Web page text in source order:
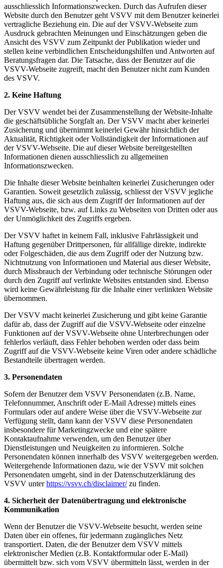
ausschliesslich Informationszwecken. Durch das Aufrufen dieser
Website durch den Benutzer geht VSVV mit dem Benutzer keinerlei
vertragliche Beziehung ein. Die auf der VSVV-Webseite zum
Ausdruck gebrachten Meinungen und Einschätzungen geben die
Ansicht des VSVV zum Zeitpunkt der Publikation wieder und
stellen keine verbindlichen Entscheidungshilfen und Antworten auf
Beratungsfragen dar. Die Tatsache, dass der Benutzer auf die
VSVV-Webseite zugreift, macht den Benutzer nicht zum Kunden
des VSVV.
2. Keine Haftung
Der VSVV wendet bei der Zusammenstellung der Website-Inhalte
die geschäftsübliche Sorgfalt an. Der VSVV macht aber keinerlei
Zusicherung und übernimmt keinerlei Gewähr hinsichtlich der
Aktualität, Richtigkeit oder Vollständigkeit der Informationen auf
der VSVV-Webseite. Die auf dieser Website bereitgestellten
Informationen dienen ausschliesslich zu allgemeinen
Informationszwecken.
Die Inhalte dieser Website beinhalten keinerlei Zusicherungen oder
Garantien. Soweit gesetzlich zulässig, schliesst der VSVV jegliche
Haftung aus, die sich aus dem Zugriff der Informationen auf der
VSVV-Webseite, bzw. auf Links zu Webseiten von Dritten oder aus
der Unmöglichkeit des Zugriffs ergeben.
Der VSVV haftet in keinem Fall, inklusive Fahrlässigkeit und
Haftung gegenüber Drittpersonen, für allfällige direkte, indirekte
oder Folgeschäden, die aus dem Zugriff oder der Nutzung bzw.
Nichtnutzung von Informationen und Material aus dieser Website,
durch Missbrauch der Verbindung oder technische Störungen oder
durch den Zugriff auf verlinkte Websites entstanden sind. Ebenso
wird keine Gewährleistung für die Inhalte einer verlinkten Website
übernommen.
Der VSVV macht keinerlei Zusicherung und gibt keine Garantie
dafür ab, dass der Zugriff auf die VSVV-Webseite oder einzelne
Funktionen auf der VSVV-Webseite ohne Unterbrechungen oder
fehlerlos verläuft, dass Fehler behoben werden oder dass beim
Zugriff auf die VSVV-Webseite keine Viren oder andere schädliche
Bestandteile übertragen werden.
3. Personendaten
Sofern der Benutzer dem VSVV Personendaten (z.B. Name,
Telefonnummer, Anschrift oder E-Mail Adresse) mittels eines
Formulars oder auf andere Weise über die VSVV-Webseite zur
Verfügung stellt, dann kann der VSVV diese Personendaten
insbesondere für Marketingzwecke und eine spätere
Kontaktaufnahme verwenden, um den Benutzer über
Dienstleistungen und Neuigkeiten zu informieren. Solche
Personendaten können innerhalb des VSVV weitergegeben werden.
Weitergehende Informationen dazu, wie der VSVV mit solchen
Personendaten umgeht, sind in der Datenschutzerklärung des
VSVV unterhttps://vsvv.ch/disclaimer/zu finden.
4. Sicherheit der Datenübertragung und elektronische
Kommunikation
Wenn der Benutzer die VSVV-Webseite besucht, werden seine
Daten über ein offenes, für jedermann zugängliches Netz
transportiert. Daten, die der Benutzer dem VSVV mittels
elektronischer Medien (z.B. Kontaktformular oder E-Mail)
übermittelt bzw. sich vom VSVV übermitteln lässt, werden in der